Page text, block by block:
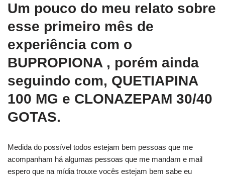
Um pouco do meu relato sobre
esse primeiro mês de
experiência com o
BUPROPIONA , porém ainda
seguindo com, QUETIAPINA
100 MG e CLONAZEPAM 30/40
GOTAS.
Medida do possível todos estejam bem pessoas que me
acompanham há algumas pessoas que me mandam e mail
espero que na mídia trouxe vocês estejam bem sabe eu